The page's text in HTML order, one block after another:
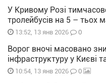
У Кривому Розі
тролейбусів на 5 – тьох
13:52, 13 янв 2026 0
Ворог вночі масовано
інфраструктуру у Києві
10:54, 13 янв 2026 0